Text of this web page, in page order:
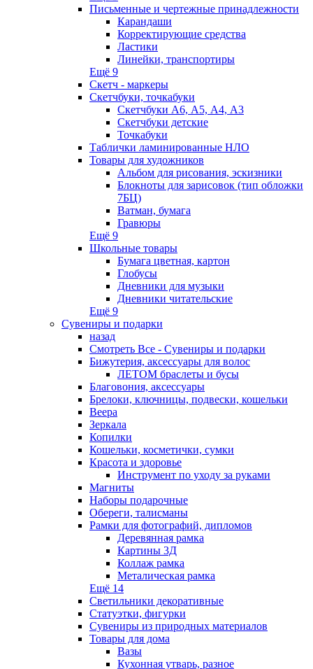
Письменные и чертежные принадлежности
Карандаши
Корректирующие средства
Ластики
Линейки, транспортиры
Ещё 9
Скетч - маркеры
Скетчбуки, точкабуки
Скетчбуки А6, А5, А4, А3
Скетчбуки детские
Точкабуки
Таблички ламинированные НЛО
Товары для художников
Альбом для рисования, эскизники
Блокноты для зарисовок (тип обложки
7БЦ)
Ватман, бумага
Гравюры
Ещё 9
Школьные товары
Бумага цветная, картон
Глобусы
Дневники для музыки
Дневники читательские
Ещё 9
Сувениры и подарки
назад
Смотреть Все - Сувениры и подарки
Бижутерия, аксессуары для волос
ЛЕТОМ браслеты и бусы
Благовония, аксессуары
Брелоки, ключницы, подвески, кошельки
Веера
Зеркала
Копилки
Кошельки, косметички, сумки
Красота и здоровье
Инструмент по уходу за руками
Магниты
Наборы подарочные
Обереги, талисманы
Рамки для фотографий, дипломов
Деревянная рамка
Картины 3Д
Коллаж рамка
Металическая рамка
Ещё 14
Светильники декоративные
Статуэтки, фигурки
Сувениры из природных материалов
Товары для дома
Вазы
Кухонная утварь, разное